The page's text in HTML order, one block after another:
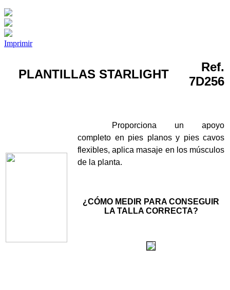
Imprimir
PLANTILLAS STARLIGHT
Ref.
7D256
Proporciona un apoyo
completo en pies planos y pies cavos
flexibles, aplica masaje en los músculos
de la planta.
¿CÓMO MEDIR PARA CONSEGUIR
LA TALLA CORRECTA?